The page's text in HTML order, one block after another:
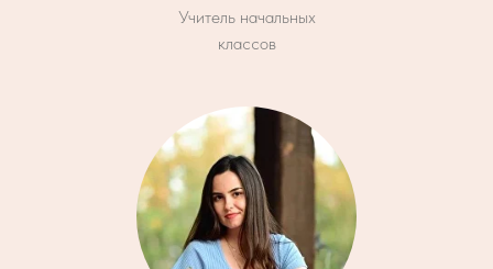
Учитель начальных
классов